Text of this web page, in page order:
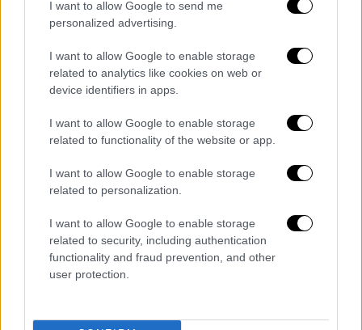
I want to allow Google to send me
personalized advertising.
I want to allow Google to enable storage
related to analytics like cookies on web or
device identifiers in apps.
I want to allow Google to enable storage
related to functionality of the website or app.
I want to allow Google to enable storage
related to personalization.
I want to allow Google to enable storage
related to security, including authentication
functionality and fraud prevention, and other
user protection.
Δείτε τον χάρτη του επιδημιολογικού
φορτίου της Ευρώπης